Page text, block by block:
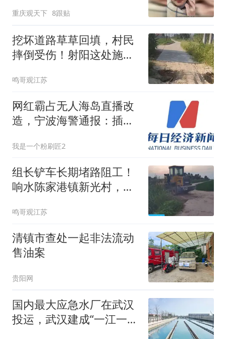
重庆观天下 8跟贴
挖坏道路草草回填，村民
摔倒受伤！射阳这处施工
鸣哥观江苏
网红霸占无人海岛直播改
造，宁波海警通报：插旗
处分
我是一个粉刷匠2
组长铲车长期堵路阻工！
响水陈家港镇新光村，公
工具
鸣哥观江苏
清镇市查处一起非法流动
售油案
贵阳网
国内最大应急水厂在武汉
投运，武汉建成“一江一